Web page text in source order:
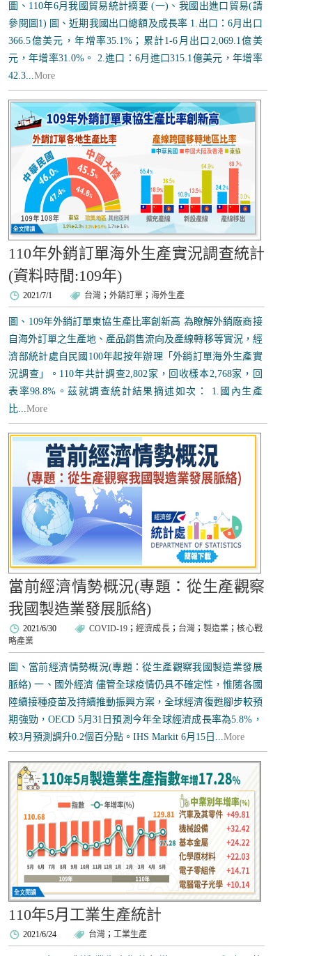
圖、110年6月我國貿易統計摘要 (一)、我國出進口貿易(請
參閱圖1) 圖、近期我國出口總額及成長率 1.出口：6月出口
366.5億美元，年增率35.1%；累計1-6月出口2,069.1億美
元，年增率31.0%。 2.進口：6月進口315.1億美元，年增率
42.3...More
110年外銷訂單海外生產實況調查統計
(資料時間:109年)
2021/7/1 台灣 ；外銷訂單 ；海外生產
圖、109年外銷訂單東協生產比率創新高 為瞭解外銷廠商接
自海外訂單之生產地、產品銷售流向及產線轉移等實況，經
濟部統計處自民國100年起按年辦理「外銷訂單海外生產實
況調查」。110年共計調查2,802家，回收樣本2,768家，回
表率98.8%。茲就調查統計結果摘述如次： 1.國內生產
比...More
當前經濟情勢概況(專題：從生產觀察
我國製造業發展脈絡)
2021/6/30 COVID-19 ；經濟成長； 台灣； 製造業 ；核心戰
略產業
圖、當前經濟情勢概況(專題：從生產觀察我國製造業發展
脈絡) 一、國外經濟 儘管全球疫情仍具不確定性，惟隨各國
陸續接種疫苗及持續推動振興方案，全球經濟復甦腳步較預
期強勁，OECD 5月31日預測今年全球經濟成長率為5.8%，
較3月預測調升0.2個百分點。IHS Markit 6月15日...More
110年5月工業生產統計
2021/6/24 台灣 ；工業生產